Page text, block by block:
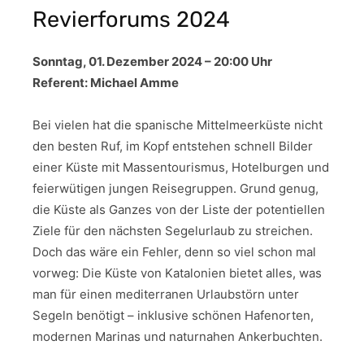
Revierforums 2024
Sonntag, 01. Dezember 2024 – 20:00 Uhr
Referent: Michael Amme
Bei vielen hat die spanische Mittelmeerküste nicht
den besten Ruf, im Kopf entstehen schnell Bilder
einer Küste mit Massentourismus, Hotelburgen und
feierwütigen jungen Reisegruppen. Grund genug,
die Küste als Ganzes von der Liste der potentiellen
Ziele für den nächsten Segelurlaub zu streichen.
Doch das wäre ein Fehler, denn so viel schon mal
vorweg: Die Küste von Katalonien bietet alles, was
man für einen mediterranen Urlaubstörn unter
Segeln benötigt – inklusive schönen Hafenorten,
modernen Marinas und naturnahen Ankerbuchten.